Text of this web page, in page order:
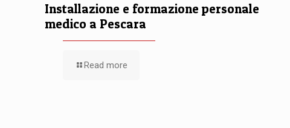
Installazione e formazione personale
medico a Pescara
Read more